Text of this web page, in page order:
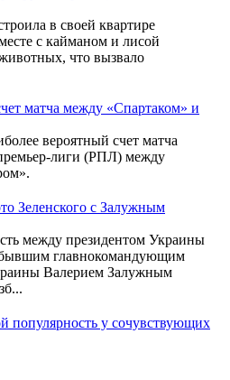
в своей квартире
с кайманом и лисой
что вызвало
матча между «Спартаком» и
вероятный счет матча
лиги (РПЛ) между
Зеленского с Залужным
между президентом Украины
главнокомандующим
Валерием Залужным
популярность у сочувствующих